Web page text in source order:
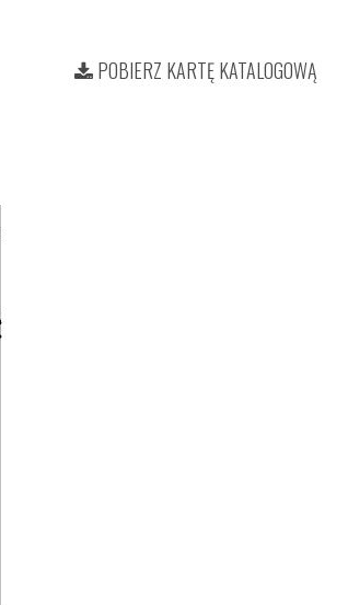
POBIERZ KARTĘ KATALOGOWĄ